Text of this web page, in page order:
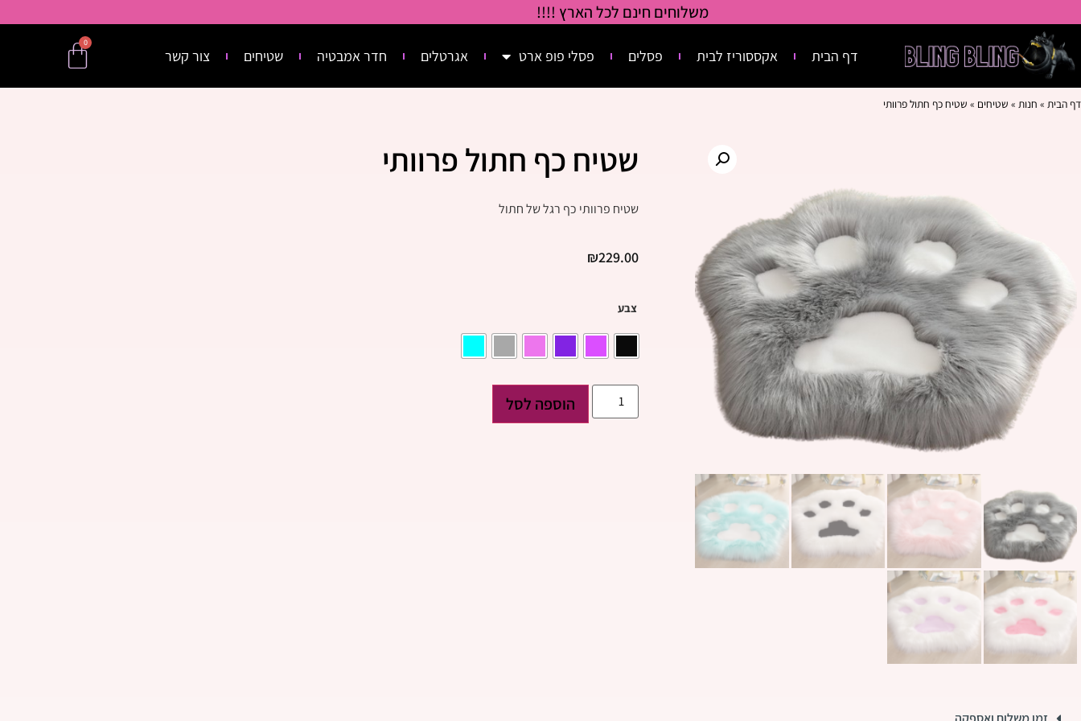
משלוחים חינם לכל הארץ !!!!
דף הבית אקססוריז לבית פסלים פסלי פופ ארט אגרטלים חדר אמבטיה שטיחים צור קשר
0
דף הבית » חנות » שטיחים » שטיח כף חתול פרוותי
שטיח כף חתול פרוותי
שטיח פרוותי כף רגל של חתול
₪229.00
צבע
הוספה לסל